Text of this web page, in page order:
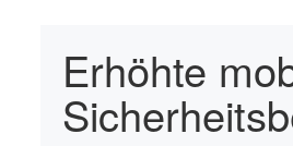
Erhöhte